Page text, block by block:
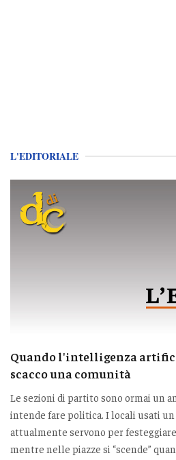
L'EDITORIALE
Quando l'intelligenza
scacco una comunità
Le sezioni di partito sono ormai un
intende fare politica. I locali usati
attualmente servono per
mentre nelle piazze si “scende”